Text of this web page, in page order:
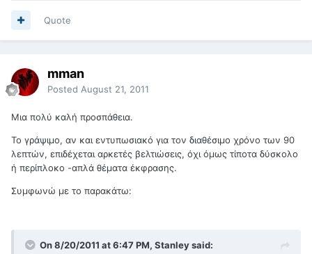
Quote
mman
Posted August 21, 2011
Μια πολύ καλή προσπάθεια.
Το γράψιμο, αν και εντυπωσιακό για τον διαθέσιμο χρόνο των 90
λεπτών, επιδέχεται αρκετές βελτιώσεις, όχι όμως τίποτα δύσκολο
ή περίπλοκο -απλά θέματα έκφρασης.
Συμφωνώ με το παρακάτω:
On 8/20/2011 at 6:47 PM, Stanley said: